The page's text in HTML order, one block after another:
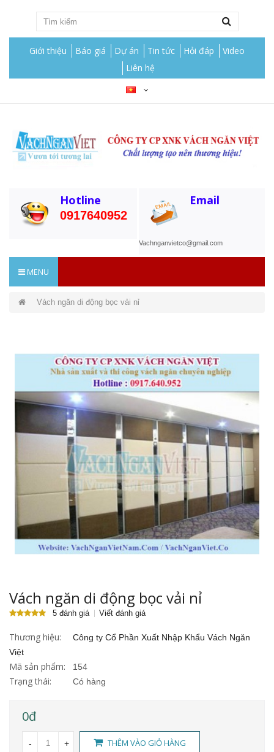
Giới thiệu Báo giá Dự án Tin tức Hỏi đáp
Video
Liên hệ
Hotline
0917640952
Email
Vachnganvietco@gmail.com
MENU
Vách ngăn di động bọc vải nỉ
Vách ngăn di động bọc vải nỉ
5 đánh giá Viết đánh giá
Thương hiệu:
Công ty Cổ Phần Xuất Nhập Khẩu Vách Ngăn
Việt
Mã sản phẩm: 154
Trạng thái: Có hàng
0đ
- + THÊM VÀO GIỎ HÀNG